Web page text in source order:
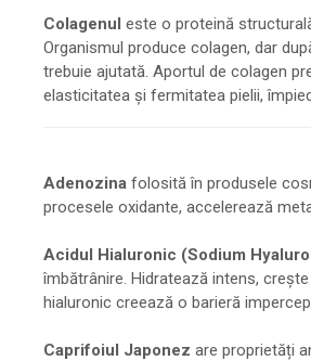
Colagenul este o proteină
Organismul produce colagen, dar
trebuie ajutată. Aportul de colagen
elasticitatea și fermitatea pielii,
Adenozina folosită în produsele
procesele oxidante, accelerează
Acidul Hialuronic (Sodium
îmbătrânire. Hidratează intens,
hialuronic creează o barieră
Caprifoiul Japonez are proprietăți